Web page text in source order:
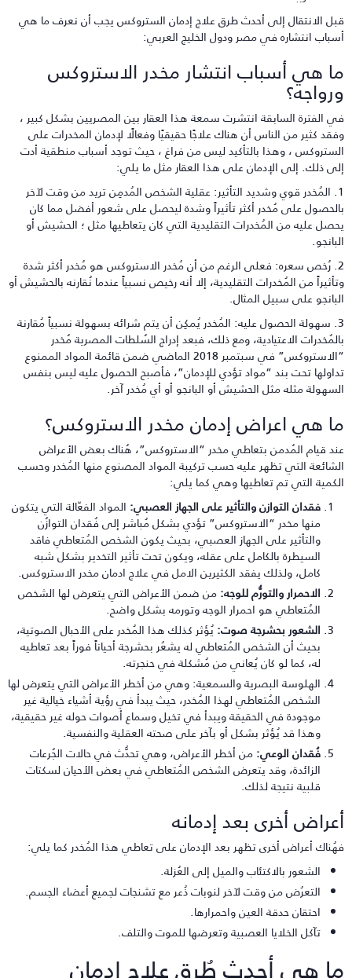
الانتقال إلى أحدث طرق علاج إدمان الستروكس يجب أن نعرف ما هي
انتشاره في مصر ودول الخليج العربي:
هي أسباب انتشار مخدر الاستروكس
الفترة السابقة انتشرت سمعة هذا العقار بين المصريين بشكل كبير ،
كثير من الناس أن هناك علاجًا حقيقيًا وفعالًا لإدمان المخدرات على
، وهذا بالتأكيد ليس من فراغ ، حيث توجد أسباب منطقية أدت
ذلك. إلى الإدمان على هذا العقار مثل ما يلي:
1. المُخدر قوي وشديد التأثير: عقلية الشخص المُدمِن تريد من وقت لآخر
على مُخدر أكثر تأثيراً وشدة ليحصل على شعور أفضل مما كان
عليه من المُخدرات التقليدية التي كان يتعاطيها مثل ؛ الحشيش أو
2. رُخص سعره: فعلى الرغم من أن مُخدر الاستروكس هو مُخدر أكثر شدة
من المُخدرات التقليدية، إلا أنه رخيص نسبياً عندما نُقارنه بالحشيش أو
على سبيل المثال.
3. سهولة الحصول عليه: المُخدر يُمكِن أن يتم شرائه بسهولة نسبياً مُقارنة
الاعتيادية، ومع ذلك، فبعد إدراج السُلطات المصرية مُخدر
“الاستروكس” في سبتمبر 2018 الماضي ضمن قائمة المواد الممنوع
تحت بند “مواد تؤدي للإدمان”، فأصبح الحصول عليه ليس بنفس
مثله مثل الحشيش أو البانجو أو أي مُخدر آخر.
هي اعراض إدمان مخدر الاستروكس؟
قيام المُدمن بتعاطي مخدر “الاستروكس”، هُناك بعض الأعراض
التي تظهر عليه حسب تركيبة المواد المصنوع منها المُخدر وحسب
التي تم تعاطيها وهي كما يلي:
فقدان التوازن والتأثير على الجهاز العصبي:المواد الفعّالة التي يتكون
منها مخدر “الاستروكس” تؤدي بشكل مُباشر إلى فُقدان التوازُن
والتأثير على الجهاز العصبي، بحيث يكون الشخص المُتعاطي فاقد
السيطرة بالكامل على عقله، ويكون تحت تأثير التخدير بشكل شبه
كامل، ولذلك يفقد الكثيرين الامل في علاج ادمان مخدر الاستروكس.
الاحمرار والتورُّم للوجه:من ضمن الأعراض التي يتعرض لها الشخص
المُتعاطي هو احمرار الوجه وتورمه بشكل واضح.
الشعور بحشرجة صوت:يُؤثر كذلك هذا المُخدر على الأحبال الصوتية،
بحيث أن الشخص المُتعاطي له يشعُر بحشرجة أحياناً فوراً بعد تعاطيه
له، كما لو كان يُعاني من مُشكلة في حنجرته.
الهلوسة البصرية والسمعية: وهي من أخطر الأعراض التي يتعرض لها
الشخص المُتعاطي لهذا المُخدر، حيث يبدأ في رؤية أشياء خيالية غير
موجودة في الحقيقة ويبدأ في تخيل وسماع أصوات حوله غير حقيقية،
وهذا قد يُؤثر بشكل أو بآخر على صحته العقلية والنفسية.
فُقدان الوعي:من أخطر الأعراض، وهي تحدُّث في حالات الجُرعات
الزائدة، وقد يتعرض الشخص المُتعاطي في بعض الأحيان لسكتات
قلبية نتيجة لذلك.
أخرى بعد إدمانه
أعراض أخرى تظهر بعد الإدمان على تعاطي هذا المُخدر كما يلي:
الشعور بالاكتئاب والميل إلى العُزلة.
التعرُض من وقت لآخر لنوبات ذُعر مع تشنجات لجميع أعضاء الجسم.
احتقان حدقة العين واحمرارها.
تآكل الخلايا العصبية وتعرضها للموت والتلف.
هي أحدث طُرق علاج ادمان